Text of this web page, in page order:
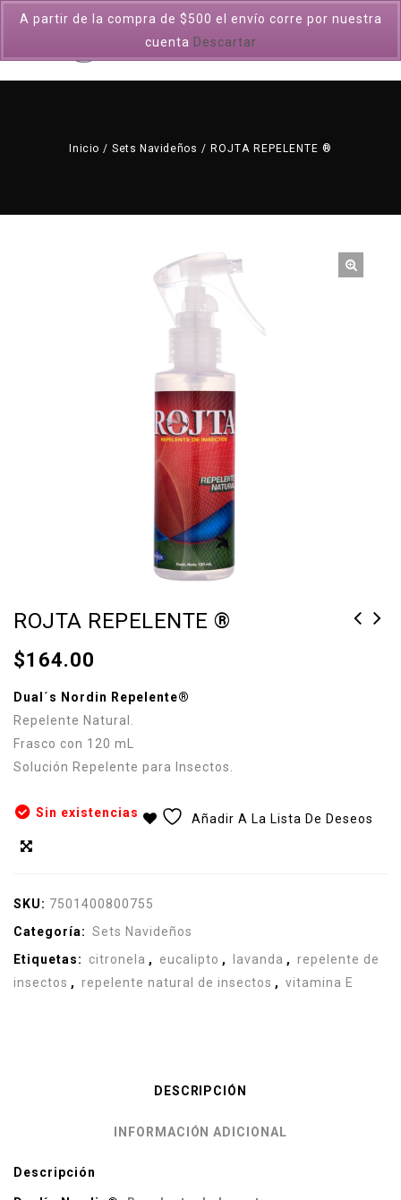
Inicio /Sets Navideños / ROJTA REPELENTE ®
ROJTA REPELENTE ®
$164.00
Dual´s Nordin Repelente®
Repelente Natural.
Frasco con 120 mL
Solución Repelente para Insectos.
Sin existencias Añadir A La Lista De Deseos
SKU: 7501400800755
Categoría: Sets Navideños
Etiquetas:
citronela , eucalipto , lavanda , repelente de
insectos , repelente natural de insectos , vitamina E
DESCRIPCIÓN
INFORMACIÓN ADICIONAL
Descripción
A partir de la compra de $500 el envío corre por nuestra
cuenta Descartar